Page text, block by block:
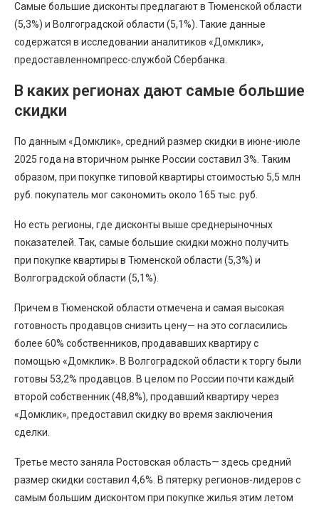
Самые большие дисконты предлагают в Тюменской области
(5,3%) и Волгоградской области (5,1%). Такие данные
содержатся в исследовании аналитиков «Домклик»,
предоставленномпресс-службой Сбербанка.
В каких регионах дают самые большие
скидки
По данным «Домклик», средний размер скидки в июне-июле
2025 года на вторичном рынке России составил 3%. Таким
образом, при покупке типовой квартиры стоимостью 5,5 млн
руб. покупатель мог сэкономить около 165 тыс. руб.
Но есть регионы, где дисконты выше среднерыночных
показателей. Так, самые большие скидки можно получить
при покупке квартиры в Тюменской области (5,3%) и
Волгоградской области (5,1%).
Причем в Тюменской области отмечена и самая высокая
готовность продавцов снизить цену— на это согласились
более 60% собственников, продававших квартиру с
помощью «Домклик». В Волгоградской области к торгу были
готовы 53,2% продавцов. В целом по России почти каждый
второй собственник (48,8%), продавший квартиру через
«Домклик», предоставил скидку во время заключения
сделки.
Третье место заняла Ростовская область— здесь средний
размер скидки составил 4,6%. В пятерку регионов-лидеров с
самым большим дисконтом при покупке жилья этим летом